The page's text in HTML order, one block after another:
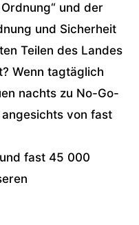
und der
und Sicherheit
Teilen des Landes
Wenn tagtäglich
nachts zu No-Go-
von fast
fast 45 000